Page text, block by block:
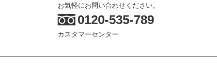
お気軽にお問い合わせください。
0120-535-789
カスタマーセンター